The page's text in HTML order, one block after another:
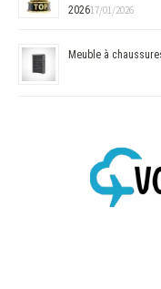
202617/01/2026
Meuble à